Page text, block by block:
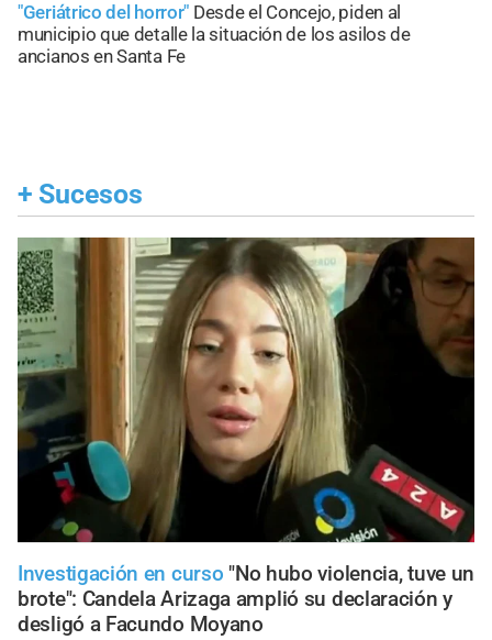
"Geriátrico del horror" Desde el Concejo, piden al
municipio que detalle la situación de los asilos de
ancianos en Santa Fe
+ Sucesos
Investigación en curso "No hubo violencia, tuve un
brote": Candela Arizaga amplió su declaración y
desligó a Facundo Moyano